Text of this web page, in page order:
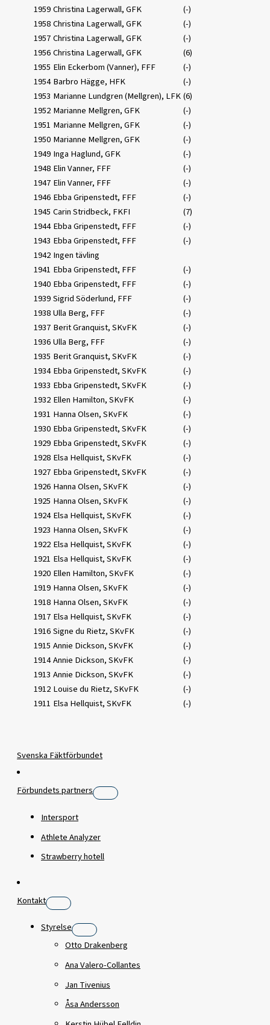
1959Christina Lagerwall, GFK
(-)
1958Christina Lagerwall, GFK
(-)
1957Christina Lagerwall, GFK
(-)
1956Christina Lagerwall, GFK
(6)
1955 Elin Eckerbom (Vanner), FFF
(-)
1954 Barbro Hägge, HFK
(-)
1953 Marianne Lundgren (Mellgren), LFK(6)
1952 Marianne Mellgren, GFK
(-)
1951 Marianne Mellgren, GFK
(-)
1950 Marianne Mellgren, GFK
(-)
1949 Inga Haglund, GFK
(-)
1948 Elin Vanner, FFF
(-)
1947 Elin Vanner, FFF
(-)
1946 Ebba Gripenstedt, FFF
(-)
1945 Carin Stridbeck, FKFI
(7)
1944 Ebba Gripenstedt, FFF
(-)
1943 Ebba Gripenstedt, FFF
(-)
1942 Ingen tävling
1941 Ebba Gripenstedt, FFF
(-)
1940 Ebba Gripenstedt, FFF
(-)
1939Sigrid Söderlund, FFF
(-)
1938Ulla Berg, FFF
(-)
1937 Berit Granquist, SKvFK
(-)
1936Ulla Berg, FFF
(-)
1935 Berit Granquist, SKvFK
(-)
1934 Ebba Gripenstedt, SKvFK
(-)
1933 Ebba Gripenstedt, SKvFK
(-)
1932 Ellen Hamilton, SKvFK
(-)
1931 Hanna Olsen, SKvFK
(-)
1930 Ebba Gripenstedt, SKvFK
(-)
1929 Ebba Gripenstedt, SKvFK
(-)
1928 Elsa Hellquist, SKvFK
(-)
1927 Ebba Gripenstedt, SKvFK
(-)
1926 Hanna Olsen, SKvFK
(-)
1925 Hanna Olsen, SKvFK
(-)
1924 Elsa Hellquist, SKvFK
(-)
1923 Hanna Olsen, SKvFK
(-)
1922 Elsa Hellquist, SKvFK
(-)
1921 Elsa Hellquist, SKvFK
(-)
1920 Ellen Hamilton, SKvFK
(-)
1919 Hanna Olsen, SKvFK
(-)
1918 Hanna Olsen, SKvFK
(-)
1917 Elsa Hellquist, SKvFK
(-)
1916Signe du Rietz, SKvFK
(-)
1915 Annie Dickson, SKvFK
(-)
1914Annie Dickson, SKvFK
(-)
1913 Annie Dickson, SKvFK
(-)
1912 Louise du Rietz, SKvFK
(-)
1911 Elsa Hellquist, SKvFK (-)
Svenska Fäktförbundet
Förbundets partners
Intersport
Athlete Analyzer
Strawberry hotell
Kontakt
Styrelse
Otto Drakenberg
Ana Valero-Collantes
Jan Tivenius
Åsa Andersson